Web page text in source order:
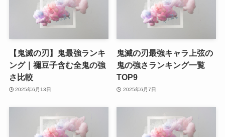
【鬼滅の刃】鬼最強ランキ
ング｜禰豆子含む全鬼の強
さ比較
2025年6月13日
鬼滅の刃最強キャラ上弦の
鬼の強さランキング一覧
TOP9
2025年6月7日